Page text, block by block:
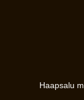
Haapsalu